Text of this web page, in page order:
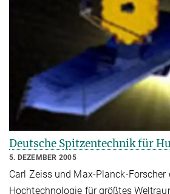
Deutsche Spitzentechnik für
5. DEZEMBER 2005
Carl Zeiss und Max-Planck-Forscher
Hochtechnologie für größtes